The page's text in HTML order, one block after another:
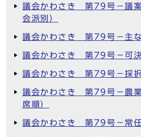
議会かわさき 第79号－議
会派別）
議会かわさき 第79号－主
議会かわさき 第79号－可
議会かわさき 第79号－採
議会かわさき 第79号－農
席順）
議会かわさき 第79号－常